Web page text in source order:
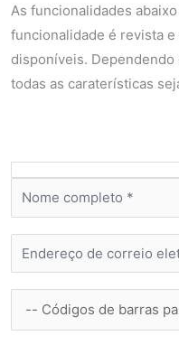
As funcionalidades
funcionalidade é revista
disponíveis.
todas as caraterísticas